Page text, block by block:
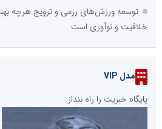
توسعه ورزش‌های رزمی و ترویج هرچه
خلاقیت و نوآوری است
مدل VIP
پایگاه خبریت را راه بنداز